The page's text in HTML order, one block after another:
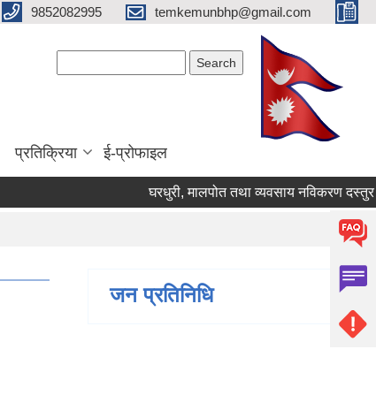
9852082995 temkemunbhp@gmail.com
प्रतिक्रिया ई-प्रोफाइल
घरधुरी, मालपोत तथा व्यवसाय नविकरण दस्तुर
जन प्रतिनिधि